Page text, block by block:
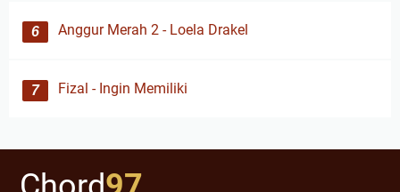
Anggur Merah 2 - Loela Drakel
Fizal - Ingin Memiliki